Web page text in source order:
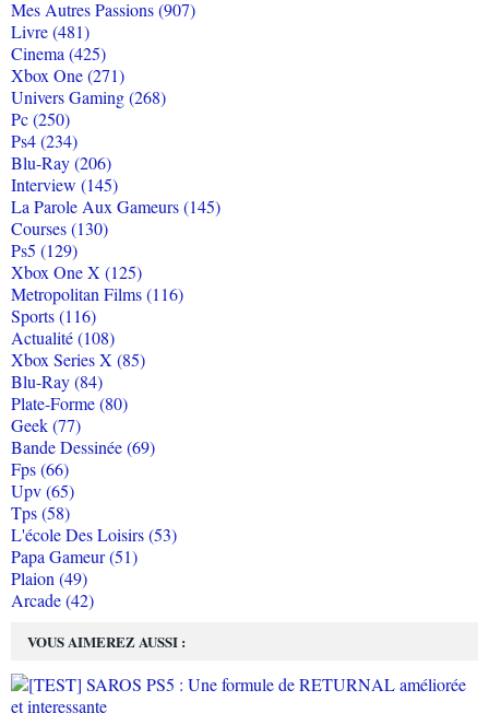
VOUS AIMEREZ AUSSI :
Mes Autres Passions (907)
Livre (481)
Cinema (425)
Xbox One (271)
Univers Gaming (268)
Pc (250)
Ps4 (234)
Blu-Ray (206)
Interview (145)
La Parole Aux Gameurs (145)
Courses (130)
Ps5 (129)
Xbox One X (125)
Metropolitan Films (116)
Sports (116)
Actualité (108)
Xbox Series X (85)
Blu-Ray (84)
Plate-Forme (80)
Geek (77)
Bande Dessinée (69)
Fps (66)
Upv (65)
Tps (58)
L'école Des Loisirs (53)
Papa Gameur (51)
Plaion (49)
Arcade (42)